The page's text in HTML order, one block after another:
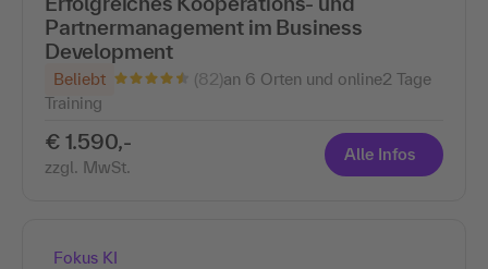
Partnermanagement im Business
Development
Beliebt (82)an 6 Orten und online2 Tage
Training
€ 1.590,-
zzgl. MwSt.
Alle Infos
Fokus KI